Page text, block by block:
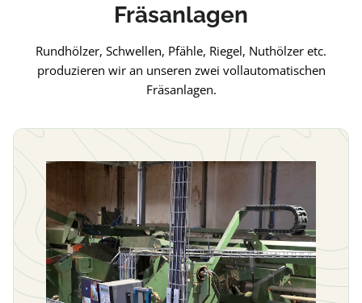
Fräsanlagen
Rundhölzer, Schwellen, Pfähle, Riegel, Nuthölzer etc.
produzieren wir an unseren zwei vollautomatischen
Fräsanlagen.